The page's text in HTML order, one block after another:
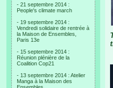
- 21 septembre 2014 :
People's climate march
- 19 septembre 2014 :
Vendredi solidaire de rentrée à
la Maison de Ensembles,
Paris 13e
- 15 septembre 2014 :
Réunion plénière de la
Coalition Cop21
- 13 septembre 2014 : Atelier
Manga à la Maison des